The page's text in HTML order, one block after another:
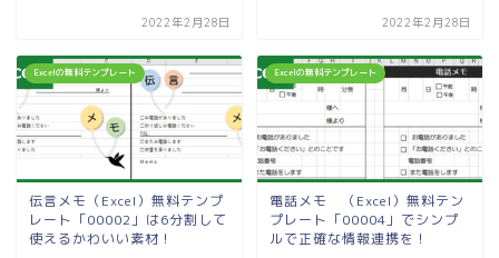
2022年2月28日 2022年2月28日
Excelの無料テンプレート
伝言メモ（Excel）無料テンプ
レート「00002」は6分割して
使えるかわいい素材！
Excelの無料テンプレート
電話メモ （Excel）無料テン
プレート「00004」でシンプ
ルで正確な情報連携を！